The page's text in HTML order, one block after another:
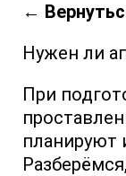
←
Нужен ли
При
планируют